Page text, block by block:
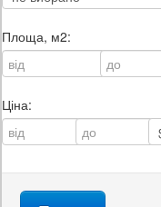
Площа, м2:
Ціна: